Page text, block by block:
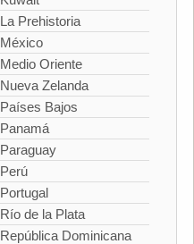
La Prehistoria
México
Medio Oriente
Nueva Zelanda
Países Bajos
Panamá
Paraguay
Perú
Portugal
Río de la Plata
República Dominicana